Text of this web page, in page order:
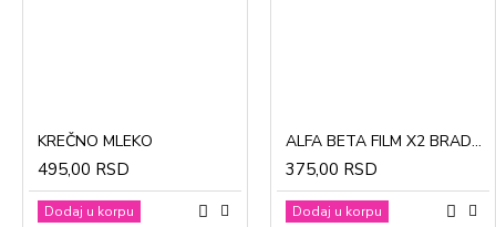
CinkDermin pasta 5g
280,00 RSD
Dodaj u korpu
Mustela Cold krema za lice 40ml
1.370,00 RSD
Dodaj u korpu
KREČNO MLEKO
495,00 RSD
Dodaj u korpu
ALFA BETA FILM X2 BRADAVICE, KURJE OKO 15ml
375,00 RSD
Dodaj u korpu